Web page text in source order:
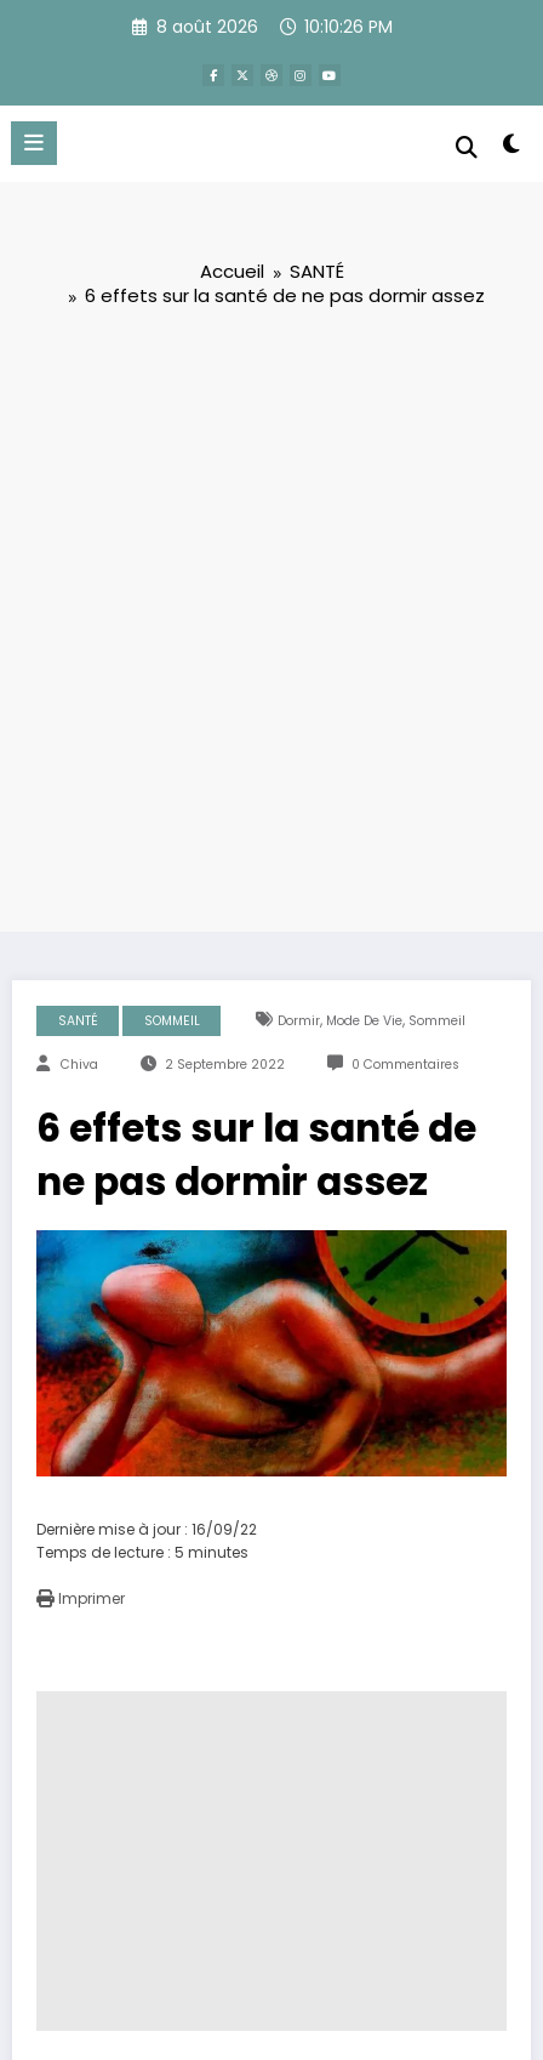
8 août 2026 10:10:26 PM
Accueil
SANTÉ
6 effets sur la santé de ne pas dormir assez
SANTÉ SOMMEIL Dormir, Mode De Vie, Sommeil
Chiva 2 Septembre 2022 0 Commentaires
6 effets sur la santé de
ne pas dormir assez
Dernière mise à jour : 16/09/22
Temps de lecture : 5 minutes
Imprimer